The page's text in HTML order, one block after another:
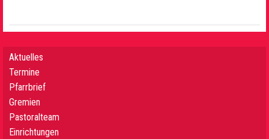
Aktuelles
Termine
Pfarrbrief
Gremien
Pastoralteam
Einrichtungen